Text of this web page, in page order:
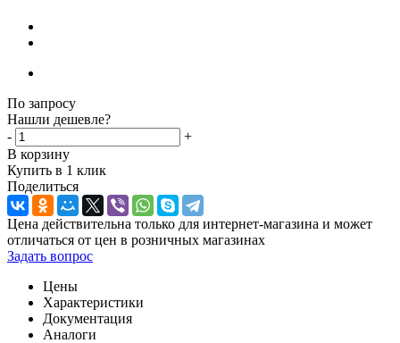
По запросу
Нашли дешевле?
-
+
В корзину
Купить в 1 клик
Поделиться
Цена действительна только для интернет-магазина и может
отличаться от цен в розничных магазинах
Задать вопрос
Цены
Характеристики
Документация
Аналоги